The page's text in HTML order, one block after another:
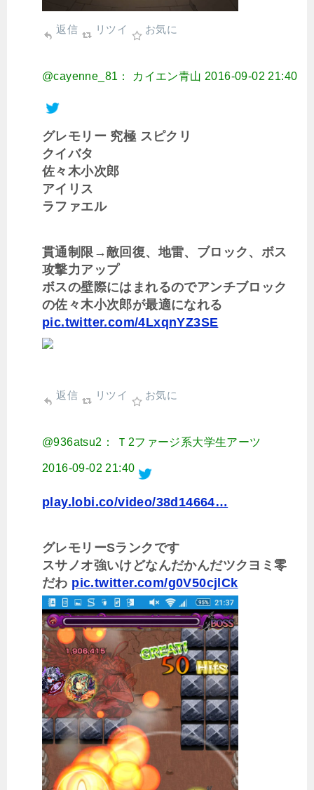
返信 リツイ お気に
@cayenne_81： カイエン青山 2016-09-02 21:40
グレモリー 究極 スピクリ
クイバタ
佐々木小次郎
アイリス
ラファエル
貫通制限→敵回復、地雷、ブロック、ボス
攻撃力アップ
ボスの壁際にはまれるのでアンチブロック
の佐々木小次郎が最適になれる
pic.twitter.com/4LxqnYZ3SE
返信 リツイ お気に
@936atsu2： Ｔ2ファージ系大学生アーツ
2016-09-02 21:40
play.lobi.co/video/38d14664…
グレモリーSランクです
スサノオ強いけどなんだかんだツクヨミ零
だわ pic.twitter.com/g0V50cjlCk